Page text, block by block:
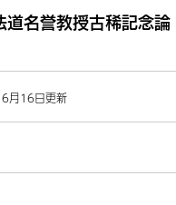
名誉教授古稀記念論
6月16日更新